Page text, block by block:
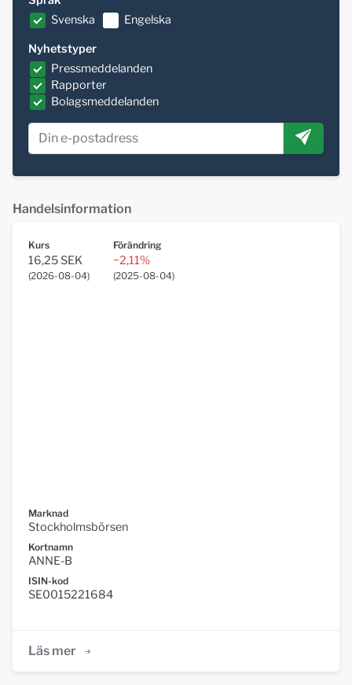
Svenska
Engelska
Nyhetstyper
Pressmeddelanden
Rapporter
Bolagsmeddelanden
Handelsinformation
Kurs
16,25 SEK
(2026-08-04)
Förändring
−2,11%
(2025-08-04)
Marknad
Stockholmsbörsen
Kortnamn
ANNE-B
ISIN-kod
SE0015221684
Läs mer